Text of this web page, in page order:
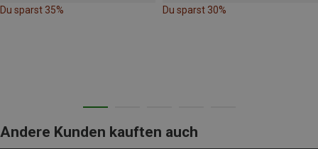
Du sparst 35% Du sparst 30%
Andere Kunden kauften auch